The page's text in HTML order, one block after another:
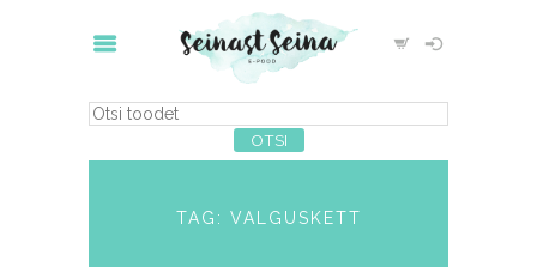
TAG: VALGUSKETT